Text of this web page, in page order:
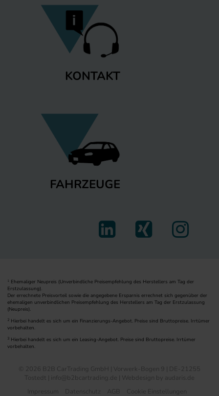
KONTAKT
FAHRZEUGE
1
Ehemaliger Neupreis (Unverbindliche Preisempfehlung des Herstellers am Tag der
Erstzulassung).
Der errechnete Preisvorteil sowie die angegebene Ersparnis errechnet sich gegenüber der
ehemaligen unverbindlichen Preisempfehlung des Herstellers am Tag der Erstzulassung
(Neupreis).
2 Hierbei handelt es sich um ein Finanzierungs-Angebot. Preise sind Bruttopreise. Irrtümer
vorbehalten.
3 Hierbei handelt es sich um ein Leasing-Angebot. Preise sind Bruttopreise. Irrtümer
vorbehalten.
© 2026 B2B CarTrading GmbH | Vorwerk-Bogen 9 | DE-21255
Tostedt | info@b2bcartrading.de | Webdesign by audaris.de
Impressum
Datenschutz AGB Cookie Einstellungen